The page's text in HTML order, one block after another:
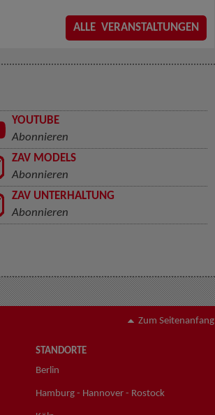
ALLE VERANSTALTUNGEN
YOUTUBE
Abonnieren
ZAV MODELS
Abonnieren
ZAV UNTERHALTUNG
Abonnieren
Zum Seitenanfang
STANDORTE
Berlin
Hamburg - Hannover - Rostock